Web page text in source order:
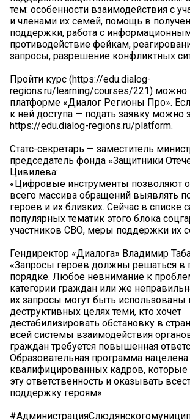
тем: особенности взаимодействия с
и членами их семей, помощь в
поддержки, работа с
противодействие фейкам,
запросы, разрешение конфликтных
Пройти курс (https://edu.dialog-
regions.ru/learning/courses/221) можно
платформе «Диалог Регионы Про».
к ней доступа — подать заявку можно
https://edu.dialog-regions.ru/platform.
Статс-секретарь — заместитель
председатель фонда «Защитники
Цивилева:
«Цифровые инструменты позволяют
всего массива обращений выявлять
героев и их близких. Сейчас в списке
популярных тематик этого блока
участников СВО, меры поддержки их
Гендиректор «Диалога» Владимир
«Запросы героев должны решаться в
порядке. Любое невнимание к
категории граждан или же
их запросы могут быть использованы
деструктивных целях теми, кто хочет
дестабилизировать обстановку в
всей системы взаимодействия
граждан требуется повышенная
Образовательная программа нацелена
квалифицированных кадров, которые
эту ответственность и оказывать
поддержку героям».